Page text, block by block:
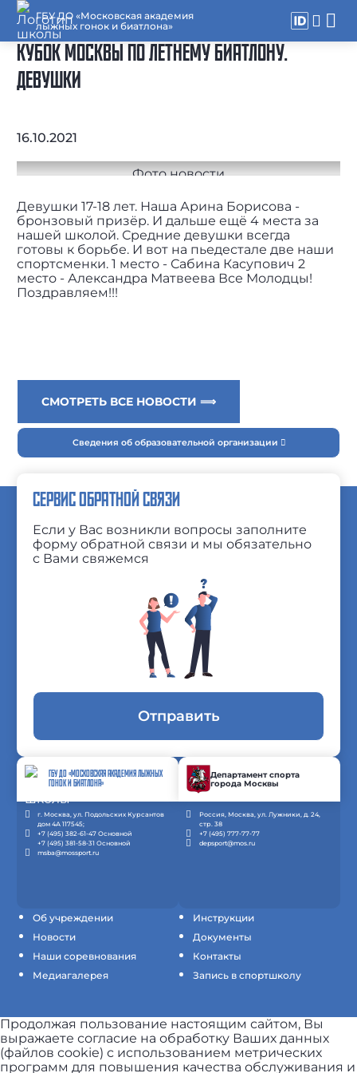
ГБУ ДО «Московская академия
лыжных гонок и биатлона»
КУБОК МОСКВЫ ПО ЛЕТНЕМУ БИАТЛОНУ.
ДЕВУШКИ
16.10.2021
Девушки 17-18 лет. Наша Арина Борисова -
бронзовый призёр. И дальше ещё 4 места за
нашей школой. Средние девушки всегда
готовы к борьбе. И вот на пьедестале две наши
спортсменки. 1 место - Сабина Касупович 2
место - Александра Матвеева Все Молодцы!
Поздравляем!!!
СМОТРЕТЬ ВСЕ НОВОСТИ ⟹
Сведения об образовательной организации
Об учреждении
Новости
Наши соревнования
Медиагалерея
Инструкции
Документы
Контакты
Запись в спортшколу
СЕРВИС ОБРАТНОЙ СВЯЗИ
Если у Вас возникли вопросы заполните
форму обратной связи и мы обязательно
с Вами свяжемся
Отправить
ГБУ ДО «МОСКОВСКАЯ АКАДЕМИЯ ЛЫЖНЫХ
ГОНОК И БИАТЛОНА»
г. Москва, ул. Подольских Курсантов
дом 4А 117545;
+7 (495) 382-61-47 Основной
+7 (495) 381-58-31 Основной
msba@mossport.ru
Департамент спорта
города Москвы
Россия, Москва, ул. Лужники, д. 24,
стр. 38
+7 (495) 777-77-77
depsport@mos.ru
Продолжая пользование настоящим сайтом, Вы
выражаете согласие на обработку Ваших данных
(файлов cookie) с использованием метрических
программ для повышения качества обслуживания и